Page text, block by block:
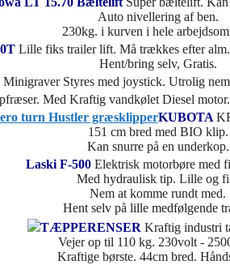
Auto nivellering af ben.
230kg. i kurven i hele
Lille fiks trailer lift. Må trækkes efter
Hent/bring selv, Gratis.
Styres med joystick. Utrolig
Med Kraftig vandkølet Diesel
KUBOTA
151 cm bred med BIO klip.
Kan snurre på en underkop.
Laski F-500 Elektrisk motorbøre med
Med hydraulisk tip. Lille og
Nem at komme rundt med.
Hent selv på lille medfølgende
TÆPPERENSER Kraftig industri
Vejer op til 110 kg. 230volt -
Kraftige børste. 44cm bred.